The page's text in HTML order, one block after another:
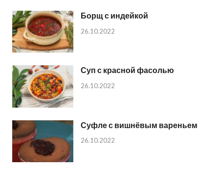
Борщ с индейкой
26.10.2022
Суп с красной фасолью
26.10.2022
Суфле с вишнёвым вареньем
26.10.2022